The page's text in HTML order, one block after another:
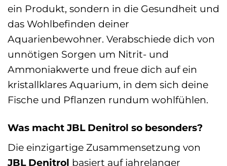
ein Produkt, sondern in die Gesundheit und
das Wohlbefinden deiner
Aquarienbewohner. Verabschiede dich von
unnötigen Sorgen um Nitrit- und
Ammoniakwerte und freue dich auf ein
kristallklares Aquarium, in dem sich deine
Fische und Pflanzen rundum wohlfühlen.
Was macht JBL Denitrol so besonders?
Die einzigartige Zusammensetzung von
JBL Denitrol basiert auf jahrelanger